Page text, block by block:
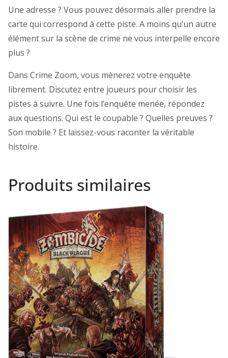
Une adresse ? Vous pouvez désormais aller prendre la
carte qui correspond à cette piste. A moins qu’un autre
élément sur la scène de crime ne vous interpelle encore
plus ?
Dans Crime Zoom, vous mènerez votre enquête
librement. Discutez entre joueurs pour choisir les
pistes à suivre. Une fois l’enquête menée, répondez
aux questions. Qui est le coupable ? Quelles preuves ?
Son mobile ? Et laissez-vous raconter la véritable
histoire.
Produits similaires